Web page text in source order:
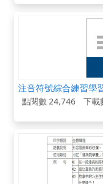
注音符號綜合練習學
點閱數 24,746 下載